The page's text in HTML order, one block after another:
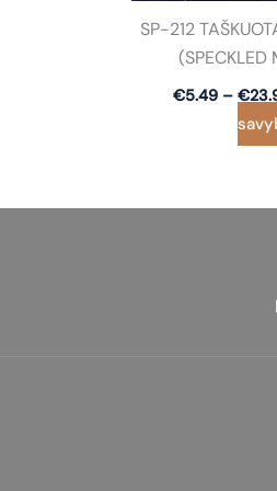
SP-212
(SPECKLED
€5.49 – €